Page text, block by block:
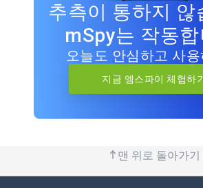
추측이 통하지 않
mSpy는 작동
오늘도 안심하고 사
지금 엠스파이 체험하
맨 위로 돌아가기